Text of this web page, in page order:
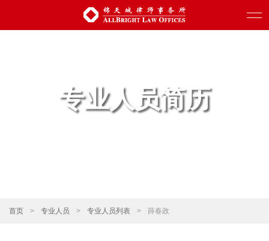
专业人员简历
首页 > 专业人员 > 专业人员列表 > 薛春政